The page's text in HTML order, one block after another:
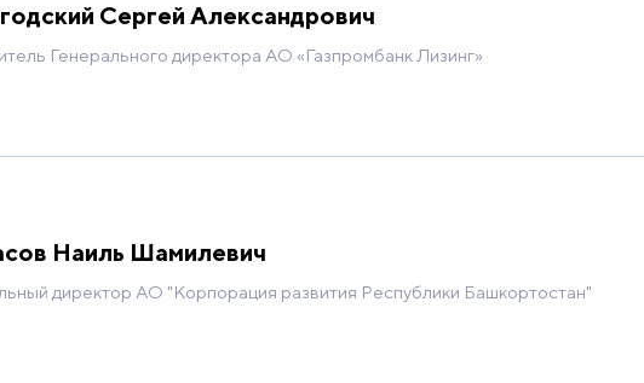
Сергей Александрович
Генерального директора АО «Газпромбанк Лизинг»
академия внешней торговли, магистерская программа
2011 г. – Проекты развития: жизненный курс,
госпрограмм, проектов и стратегий, École nationale
– Procter and Gamble, Департамент закупок. 2010–2014 –
1 разряда, главный специалист эксперт, заместитель
Наиль Шамилевич
директор АО "Корпорация развития Республики Башкортостан"